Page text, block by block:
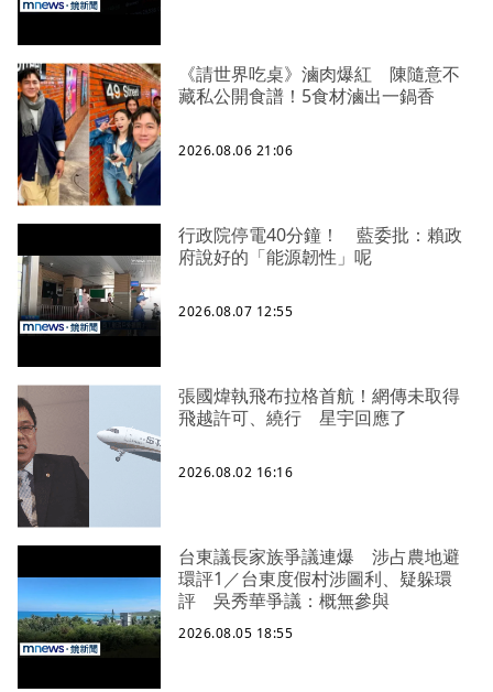
《請世界吃桌》滷肉爆紅 陳隨意不
藏私公開食譜！5食材滷出一鍋香
2026.08.06 21:06
行政院停電40分鐘！ 藍委批：賴政
府說好的「能源韌性」呢
2026.08.07 12:55
張國煒執飛布拉格首航！網傳未取得
飛越許可、繞行 星宇回應了
2026.08.02 16:16
台東議長家族爭議連爆 涉占農地避
環評1／台東度假村涉圖利、疑躲環
評 吳秀華爭議：概無參與
2026.08.05 18:55